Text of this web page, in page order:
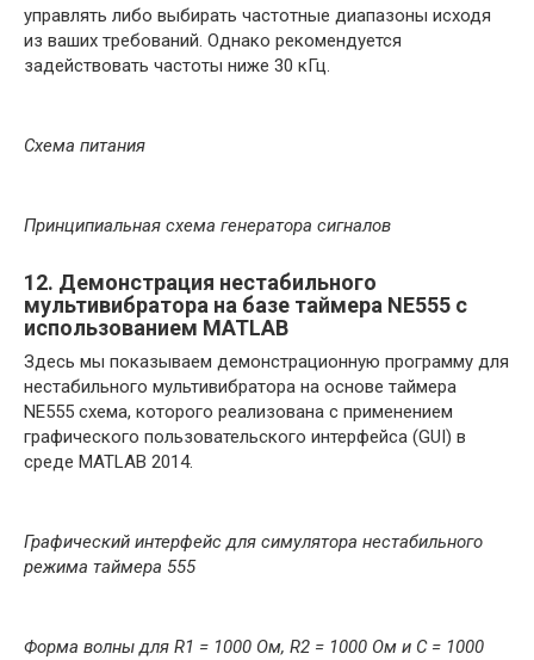
управлять либо выбирать частотные диапазоны исходя
из ваших требований. Однако рекомендуется
задействовать частоты ниже 30 кГц.
Схема питания
Принципиальная схема генератора сигналов
12. Демонстрация нестабильного
мультивибратора на базе таймера NE555 с
использованием MATLAB
Здесь мы показываем демонстрационную программу для
нестабильного мультивибратора на основе таймера
NE555 схема, которого реализована с применением
графического пользовательского интерфейса (GUI) в
среде MATLAB 2014.
Графический интерфейс для симулятора нестабильного
режима таймера 555
Форма волны для R1 = 1000 Ом, R2 = 1000 Ом и C = 1000